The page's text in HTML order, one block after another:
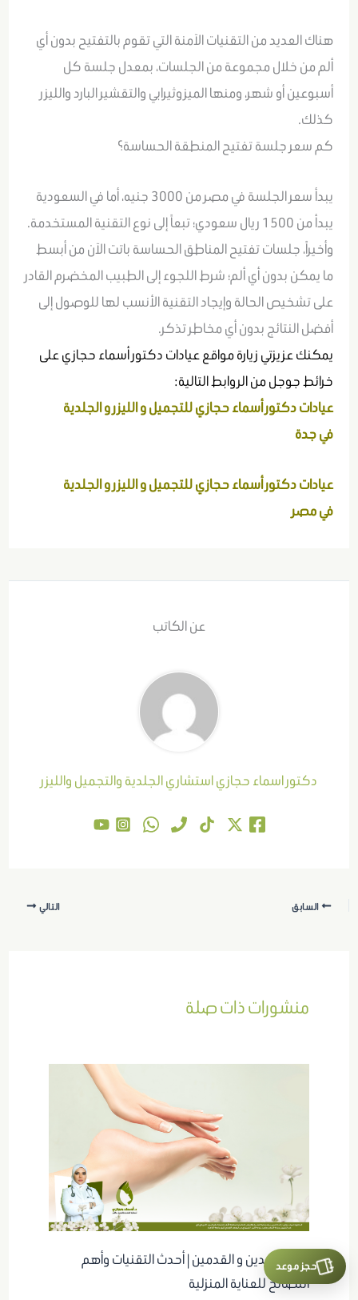
هناك العديد من التقنيات الآمنة التي تقوم بالتفتيح بدون أي
ألم من خلال مجموعة من الجلسات، بمعدل جلسة كل
أسبوعين أو شهر، ومنها الميزوثيرابي والتقشير البارد والليزر
كذلك.
كم سعر جلسة تفتيح المنطقة الحساسة؟
يبدأ سعر الجلسة في مصر من 3000 جنيه، أما في السعودية
يبدأ من 1500 ريال سعودي؛ تبعاً إلى نوع التقنية المستخدمة.
وأخيراً، جلسات تفتيح المناطق الحساسة باتت الآن من أبسط
ما يمكن بدون أي ألم؛ شرط اللجوء إلى الطبيب المخضرم القادر
على تشخيص الحالة وإيجاد التقنية الأنسب لها للوصول إلى
أفضل النتائج بدون أي مخاطر تذكر.
يمكنك عزيزتي زيارة مواقع عيادات دكتور أسماء حجازي على
خرائط جوجل من الروابط التالية:
عيادات دكتور أسماء حجازي للتجميل و الليزر و الجلدية
فيجدة
عيادات دكتور أسماء حجازي للتجميل و الليزر و الجلدية
فيمصر
عن الكاتب
دكتور اسماء حجازي استشاري الجلدية والتجميل والليزر
السابق التالي
منشورات ذات صلة
تفتيح اليدين و القدمين | أحدث التقنيات وأهم
النصائح للعناية المنزلية
حجز موعد